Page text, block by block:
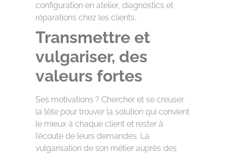
configuration en atelier, diagnostics et
réparations chez les clients.
Transmettre et
vulgariser, des
valeurs fortes
Ses motivations ? Chercher et se creuser
la tête pour trouver la solution qui convient
le mieux à chaque client et rester à
l’écoute de leurs demandes. La
vulgarisation de son métier auprès des